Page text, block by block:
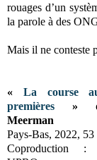
rouages d’un
la parole à des
Mais il ne conteste
« La course
premières »
Meerman
Pays-Bas, 2022, 53
Coproduction :